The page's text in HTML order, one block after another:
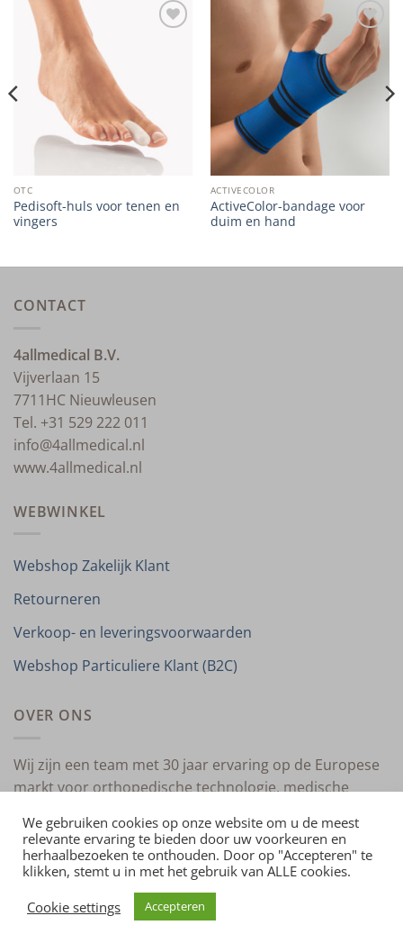
OTC
Pedisoft-huls voor tenen en
vingers
Add to
wishlist
ACTIVECOLOR
ActiveColor-bandage voor
duim en hand
CONTACT
4allmedical B.V.
Vijverlaan 15
7711HC Nieuwleusen
Tel. +31 529 222 011
info@4allmedical.nl
www.4allmedical.nl
WEBWINKEL
Webshop Zakelijk Klant
Retourneren
Verkoop- en leveringsvoorwaarden
Webshop Particuliere Klant (B2C)
OVER ONS
Wij zijn een team met 30 jaar ervaring op de Europese
markt voor orthopedische technologie, medische
VERKOOP- EN LEVERINGSVOORWAARDEN
We gebruiken cookies op onze website om u de meest
relevante ervaring te bieden door uw voorkeuren en
herhaalbezoeken te onthouden. Door op "Accepteren" te
klikken, stemt u in met het gebruik van ALLE cookies.
Cookie settings
Accepteren